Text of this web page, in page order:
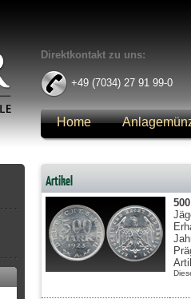
Direktkontakt zu uns:
+49 (7034) 27 91 99-0
Home
Artikel